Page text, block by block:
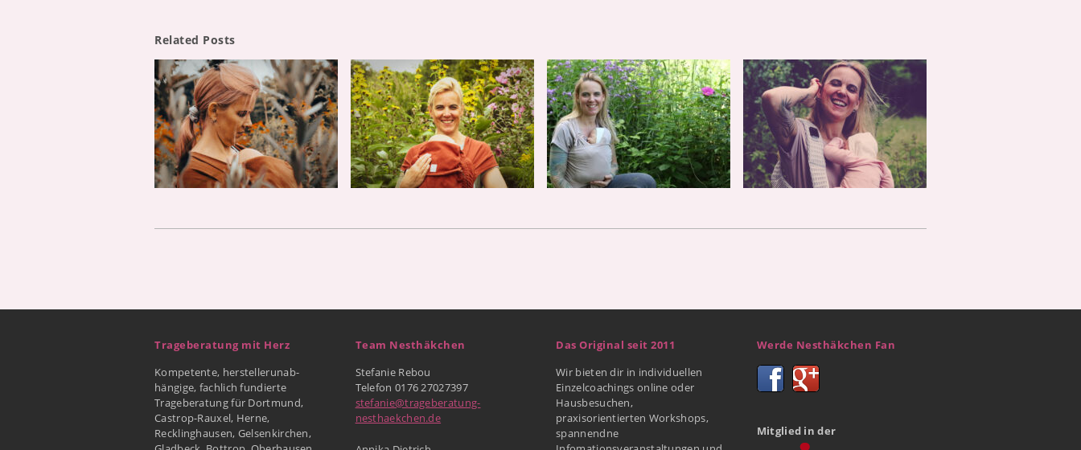
Related Posts
Trageberatung mit Herz
Kompetente, herstellerunab-
hängige, fachlich fundierte
Trageberatung für Dortmund,
Castrop-Rauxel, Herne,
Recklinghausen, Gelsenkirchen,
Team Nesthäkchen
Stefanie Rebou
Telefon 0176 27027397
stefanie@trageberatung-
nesthaekchen.de
Das Original seit 2011
Wir bieten dir in individuellen
Einzelcoachings online oder
Hausbesuchen,
praxisorientierten Workshops,
spannendne
Werde Nesthäkchen Fan
Mitglied in der